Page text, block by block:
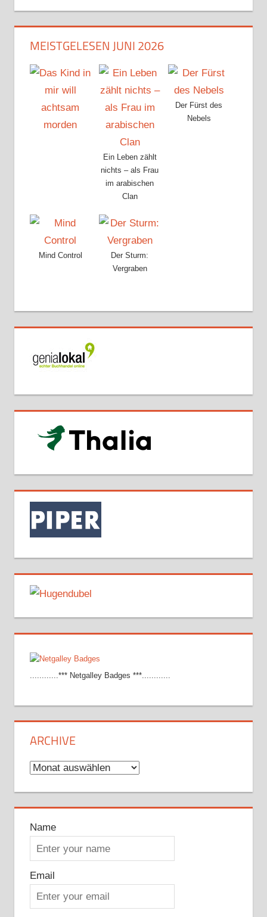
MEISTGELESEN JUNI 2026
Ein Leben zählt
nichts – als Frau
im arabischen
Clan
Der Fürst des
Nebels
Mind Control
Der Sturm:
Vergraben
............*** Netgalley Badges ***............
ARCHIVE
Archive
Name
Email